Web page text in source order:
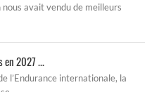
nous avait vendu de meilleurs
en 2027 ...
l’Endurance internationale, la